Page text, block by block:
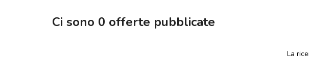
Ci sono 0 offerte pubblicate
La